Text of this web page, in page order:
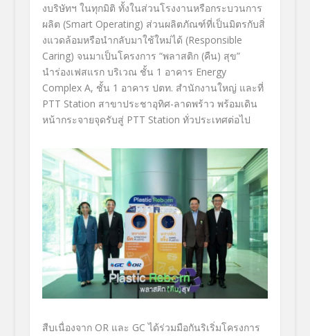
งบริษัทฯ ในทุกมิติ ทั้งในส่วนโรงงานหรือกระบวนการ
ผลิต (Smart Operating) ส่วนผลิตภัณฑ์ที่เป็นมิตรกับสิ่
งแวดล้อมหรือนำกลับมาใช้ใหม่ได้ (Responsible
Caring) จนมาเป็นโครงการ “พลาสติก (คืน) สุข”
นำร่องเฟสแรก บริเวณ ชั้น 1 อาคาร Energy
Complex A, ชั้น 1 อาคาร ปตท. สำนักงานใหญ่ และที่
PTT Station สาขาประชาอุทิศ-ลาดพร้าว พร้อมเดิน
หน้ากระจายจุดรับสู่ PTT Station ทั่วประเทศต่อไป
สืบเนื่องจาก OR และ GCได้ร่วมมือกันริเริ่มโครงการ